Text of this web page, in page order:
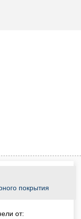
покрытия
от: